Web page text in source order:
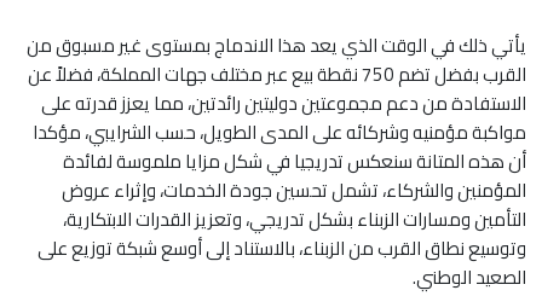
يأتي ذلك في الوقت الذي يعد هذا الاندماج بمستوى غير مسبوق من
القرب بفضل تضم 750 نقطة بيع عبر مختلف جهات المملكة، فضلاً عن
الاستفادة من دعم مجموعتين دوليتين رائدتين، مما يعزز قدرته على
مواكبة مؤمنيه وشركائه على المدى الطويل، حسب الشرايبي، مؤكدا
أن هذه المتانة سنعكس تدريجيا في شكل مزايا ملموسة لفائدة
المؤمنين والشركاء، تشمل تحسين جودة الخدمات، وإثراء عروض
التأمين ومسارات الزبناء بشكل تدريجي، وتعزيز القدرات الابتكارية،
وتوسيع نطاق القرب من الزبناء، بالاستناد إلى أوسع شبكة توزيع على
الصعيد الوطني.